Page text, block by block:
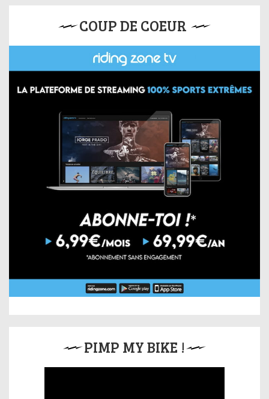
COUP DE COEUR
PIMP MY BIKE !